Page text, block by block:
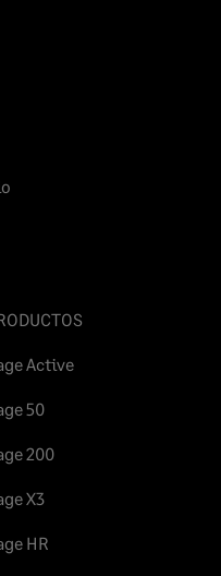
Active
50
200
X3
HR